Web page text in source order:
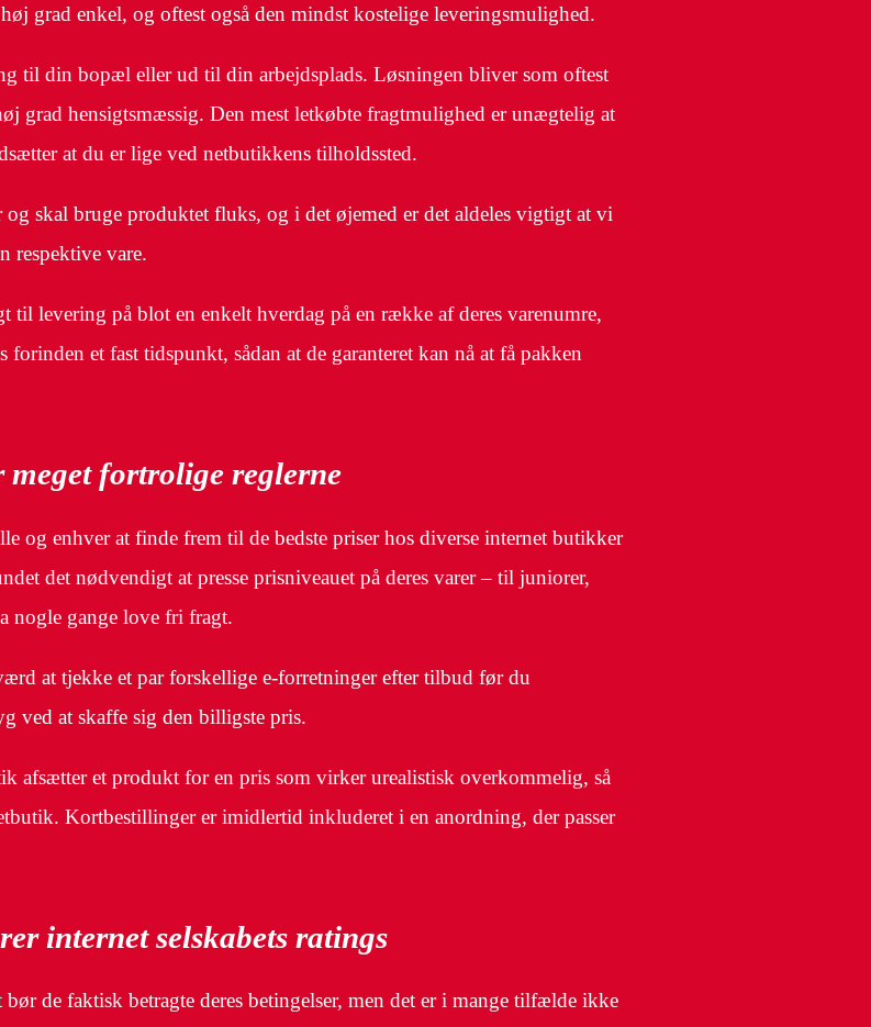
grad enkel, og oftest også den mindst kostelige leveringsmulighed.
til din bopæl eller ud til din arbejdsplads. Løsningen bliver som oftest
grad hensigtsmæssig. Den mest letkøbte fragtmulighed er unægtelig at
at du er lige ved netbutikkens tilholdssted.
skal bruge produktet fluks, og i det øjemed er det aldeles vigtigt at vi
respektive vare.
til levering på blot en enkelt hverdag på en række af deres varenumre,
et fast tidspunkt, sådan at de garanteret kan nå at få pakken
meget fortrolige reglerne
og enhver at finde frem til de bedste priser hos diverse internet butikker
det nødvendigt at presse prisniveauet på deres varer – til juniorer,
nogle gange love fri fragt.
at tjekke et par forskellige e-forretninger efter tilbud før du
ved at skaffe sig den billigste pris.
afsætter et produkt for en pris som virker urealistisk overkommelig, så
Kortbestillinger er imidlertid inkluderet i en anordning, der passer
internet selskabets ratings
de faktisk betragte deres betingelser, men det er i mange tilfælde ikke